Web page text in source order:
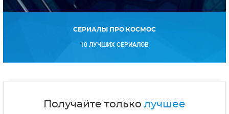
СЕРИАЛЫ ПРО КОСМОС
10 ЛУЧШИХ СЕРИАЛОВ
Получайте только лучшее